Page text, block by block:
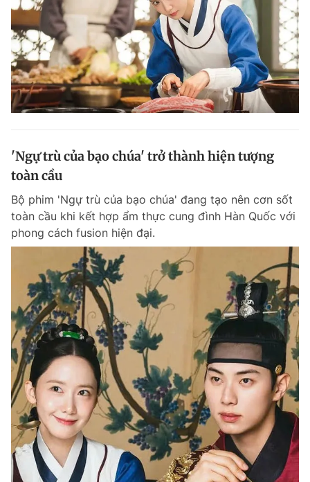
'Ngự trù của bạo chúa' trở thành hiện tượng
toàn cầu
Bộ phim 'Ngự trù của bạo chúa' đang tạo nên cơn sốt
toàn cầu khi kết hợp ẩm thực cung đình Hàn Quốc với
phong cách fusion hiện đại.